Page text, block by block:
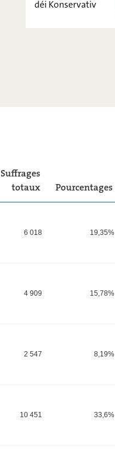
PIRATEN
déi Konservativ
Suffrages
totaux
Pourcentages
6 018 19,35%
4 909 15,78%
2 547 8,19%
10 451 33,6%